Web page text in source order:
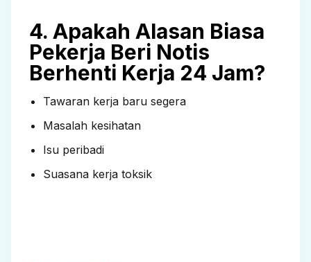
4. Apakah Alasan Biasa
Pekerja Beri Notis
Berhenti Kerja 24 Jam?
Tawaran kerja baru segera
Masalah kesihatan
Isu peribadi
Suasana kerja toksik